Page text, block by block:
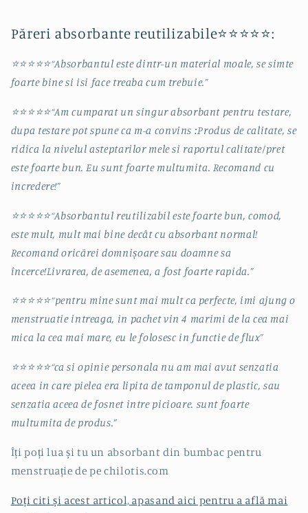
Păreri absorbantereutilizabile⭐⭐⭐⭐⭐:
⭐⭐⭐⭐⭐“Absorbantul este dintr-un material moale, se simte
foarte bine si isi face treaba cum trebuie.”
⭐⭐⭐⭐⭐“Am cumparat un singur absorbant pentru testare,
dupa testare pot spune ca m-a convins :Produs de calitate, se
ridica la nivelul asteptarilor mele si raportul calitate/pret
este foarte bun. Eu sunt foarte multumita. Recomand cu
incredere!”
⭐⭐⭐⭐⭐“Absorbantul reutilizabil este foarte bun, comod,
este mult, mult mai bine decât cu absorbant normal!
Recomand oricărei domnișoare sau doamne sa
încerce!Livrarea, de asemenea, a fost foarte rapida.”
⭐⭐⭐⭐⭐“pentru mine sunt mai mult ca perfecte, imi ajung o
menstruatie intreaga, in pachet vin 4 marimi de la cea mai
mica la cea mai mare, eu le folosesc in functie de flux”
⭐⭐⭐⭐⭐“ca si opinie personala nu am mai avut senzatia
aceea in care pielea era lipita de tamponul de plastic, sau
senzatia aceea de fosnet intre picioare. sunt foarte
multumita de produs.”
Îți poți lua și tu un absorbant din bumbac pentru
menstruație de pe chilotis.com
Poți citi și acest articol, apasand aici pentru a află mai